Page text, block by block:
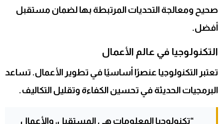
صحيح ومعالجة التحديات المرتبطة بها لضمان مستقبل
أفضل.
التكنولوجيا في عالم الأعمال
تعتبر التكنولوجيا عنصرًا أساسيًا في تطوير الأعمال. تساعد
البرمجيات الحديثة في تحسين الكفاءة وتقليل التكاليف.
“تكنولوجيا المعلومات هي المستقبل، والأعمال